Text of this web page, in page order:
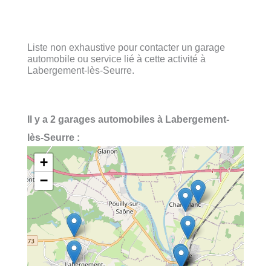
Liste non exhaustive pour contacter un garage
automobile ou service lié à cette activité à
Labergement-lès-Seurre.
Il y a 2 garages automobiles à Labergement-
lès-Seurre :
+
−